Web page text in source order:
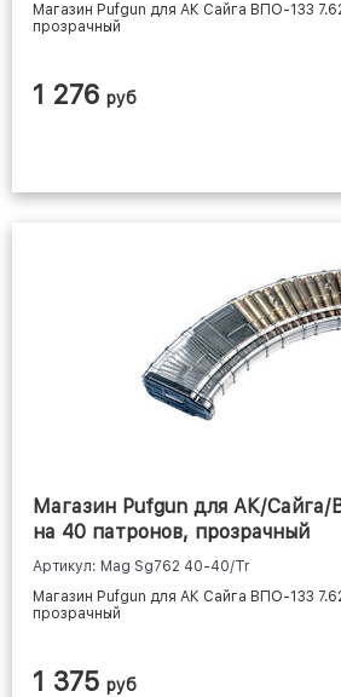
Магазин Pufgun для АК Сайга ВПО-133
прозрачный
1 276 руб
Магазин Pufgun для АК/Сайга/
на 40 патронов, прозрачный
Артикул: Mag Sg762 40-40/Tr
Магазин Pufgun для АК Сайга ВПО-133
прозрачный
1 375 руб